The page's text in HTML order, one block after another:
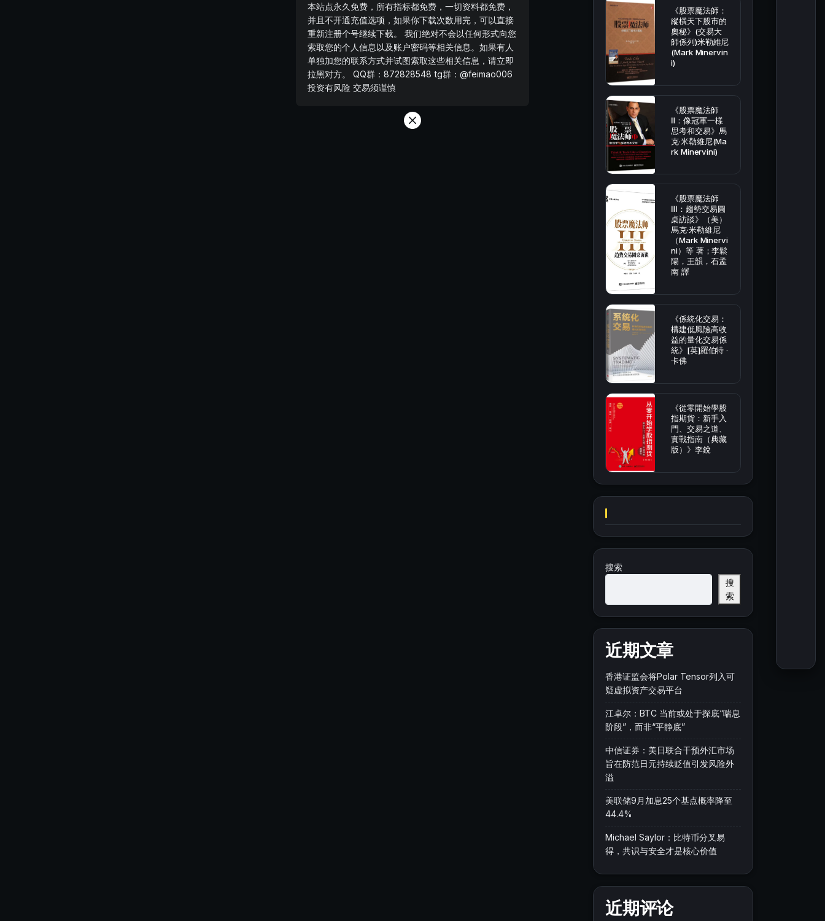
《股票魔法師：
縱橫天下股市的
奧秘》(交易大
師係列)米勒維尼
(Mark Minervin
i)
《股票魔法師
Ⅱ：像冠軍一樣
思考和交易》馬
克·米勒維尼(Ma
rk Minervini)
《股票魔法師
Ⅲ：趨勢交易圓
桌訪談》（美）
馬克·米勒維尼
（Mark Minervi
ni）等 著；李鬆
陽，王韻，石孟
南 譯
《係統化交易：
構建低風險高收
益的量化交易係
統》[英]羅伯特 ·
卡佛
《從零開始學股
指期貨：新手入
門、交易之道、
實戰指南（典藏
版）》李銳
搜索
搜
索
近期文章
香港证监会将Polar Tensor列入可
疑虚拟资产交易平台
江卓尔：BTC 当前或处于探底“喘息
阶段”，而非“平静底”
中信证券：美日联合干预外汇市场
旨在防范日元持续贬值引发风险外
溢
美联储9月加息25个基点概率降至
44.4%
Michael Saylor：比特币分叉易
得，共识与安全才是核心价值
近期评论
本站点永久免费，所有指标都免费，一切资料都免费，
并且不开通充值选项，如果你下载次数用完，可以直接
重新注册个号继续下载。 我们绝对不会以任何形式向您
索取您的个人信息以及账户密码等相关信息。如果有人
单独加您的联系方式并试图索取这些相关信息，请立即
拉黑对方。 QQ群：872828548 tg群：@feimao006
投资有风险 交易须谨慎